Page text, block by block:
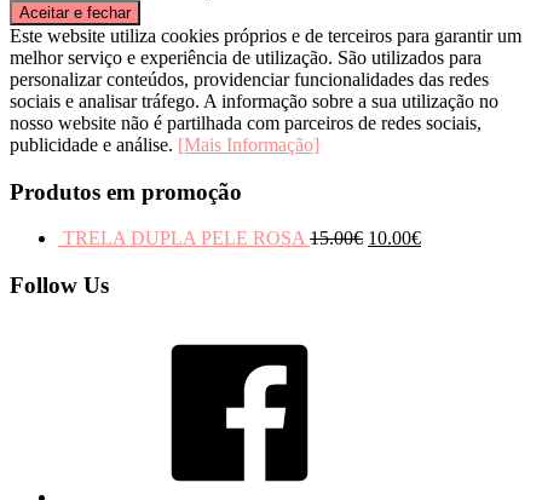
Este website utiliza cookies próprios e de terceiros para garantir um
melhor serviço e experiência de utilização. São utilizados para
personalizar conteúdos, providenciar funcionalidades das redes
sociais e analisar tráfego. A informação sobre a sua utilização no
nosso website não é partilhada com parceiros de redes sociais,
publicidade e análise. [Mais Informação]
Produtos em promoção
TRELA DUPLA PELE ROSA 15.00€ 10.00€
Follow Us